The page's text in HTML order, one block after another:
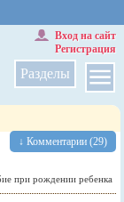
Разделы
Вход на сайт
Регистрация
↓ Комментарии (29)
при рождении ребенка